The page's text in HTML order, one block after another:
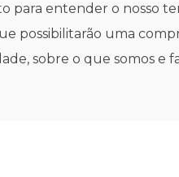
para entender o nosso
possibilitarão uma
sobre o que somos e